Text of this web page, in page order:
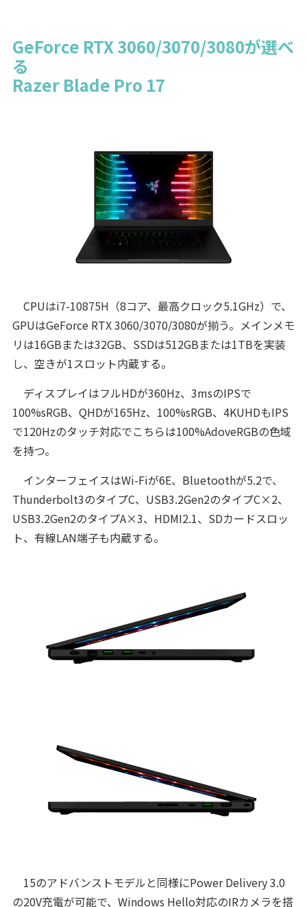
GeForce RTX 3060/3070/3080が選べ
る
Razer Blade Pro 17
CPUはi7-10875H（8コア、最高クロック5.1GHz）で、
GPUはGeForce RTX 3060/3070/3080が揃う。メインメモ
リは16GBまたは32GB、SSDは512GBまたは1TBを実装
し、空きが1スロット内蔵する。
ディスプレイはフルHDが360Hz、3msのIPSで
100%sRGB、QHDが165Hz、100%sRGB、4KUHDもIPS
で120Hzのタッチ対応でこちらは100%AdoveRGBの色域
を持つ。
インターフェイスはWi-Fiが6E、Bluetoothが5.2で、
Thunderbolt3のタイプC、USB3.2Gen2のタイプC×2、
USB3.2Gen2のタイプA×3、HDMI2.1、SDカードスロッ
ト、有線LAN端子も内蔵する。
15のアドバンストモデルと同様にPower Delivery 3.0
の20V充電が可能で、Windows Hello対応のIRカメラを搭